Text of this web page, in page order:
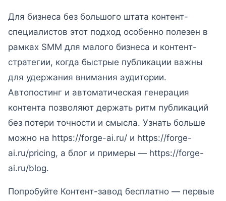
Для бизнеса без большого штата контент-
специалистов этот подход особенно полезен в
рамках SMM для малого бизнеса и контент-
стратегии, когда быстрые публикации важны
для удержания внимания аудитории.
Автопостинг и автоматическая генерация
контента позволяют держать ритм публикаций
без потери точности и смысла. Узнать больше
можно на https://forge-ai.ru/ и https://forge-
ai.ru/pricing, а блог и примеры — https://forge-
ai.ru/blog.
Попробуйте Контент-завод бесплатно — первые